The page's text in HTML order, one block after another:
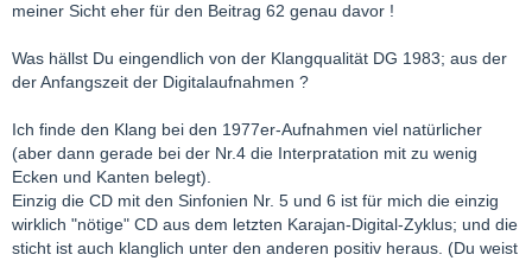
meiner Sicht eher für den Beitrag 62 genau davor !
Was hällst Du eingendlich von der Klangqualität DG 1983; aus der
der Anfangszeit der Digitalaufnahmen ?
Ich finde den Klang bei den 1977er-Aufnahmen viel natürlicher
(aber dann gerade bei der Nr.4 die Interpratation mit zu wenig
Ecken und Kanten belegt).
Einzig die CD mit den Sinfonien Nr. 5 und 6 ist für mich die einzig
wirklich "nötige" CD aus dem letzten Karajan-Digital-Zyklus; und die
sticht ist auch klanglich unter den anderen positiv heraus. (Du weist